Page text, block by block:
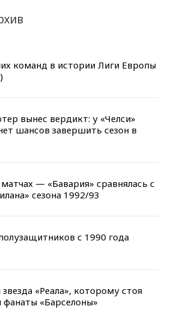
команд в истории Лиги Европы
вынес вердикт: у «Челси»
шансов завершить сезон в
— «Бавария» сравнялась с
сезона 1992/93
с 1990 года
«Реала», которому стоя
фанаты «Барселоны»